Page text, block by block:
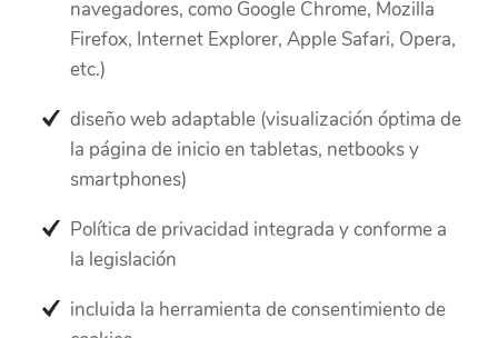
navegadores, como Google Chrome, Mozilla
Firefox, Internet Explorer, Apple Safari, Opera,
etc.)
diseño web adaptable (visualización óptima de
la página de inicio en tabletas, netbooks y
smartphones)
Política de privacidad integrada y conforme a
la legislación
incluida la herramienta de consentimiento de